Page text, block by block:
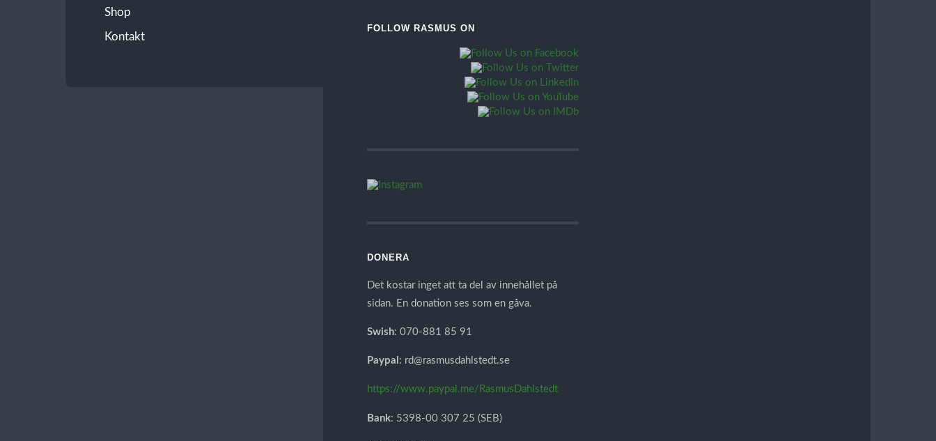
Shop
Kontakt
FOLLOW RASMUS ON
DONERA
Det kostar inget att ta del av innehållet på
sidan. En donation ses som en gåva.
Swish: 070-881 85 91
Paypal : rd@rasmusdahlstedt.se
https://www.paypal.me/RasmusDahlstedt
Bank: 5398-00 307 25 (SEB)